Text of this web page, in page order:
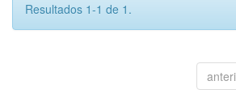
Resultados 1-1 de 1.